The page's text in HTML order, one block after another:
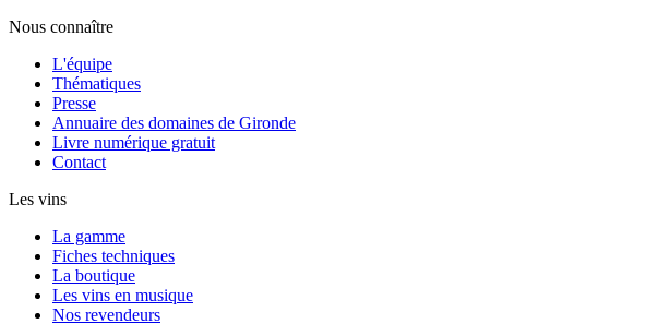
Nous connaître
L'équipe
Thématiques
Presse
Annuaire des domaines de Gironde
Livre numérique gratuit
Contact
Les vins
La gamme
Fiches techniques
La boutique
Les vins en musique
Nos revendeurs